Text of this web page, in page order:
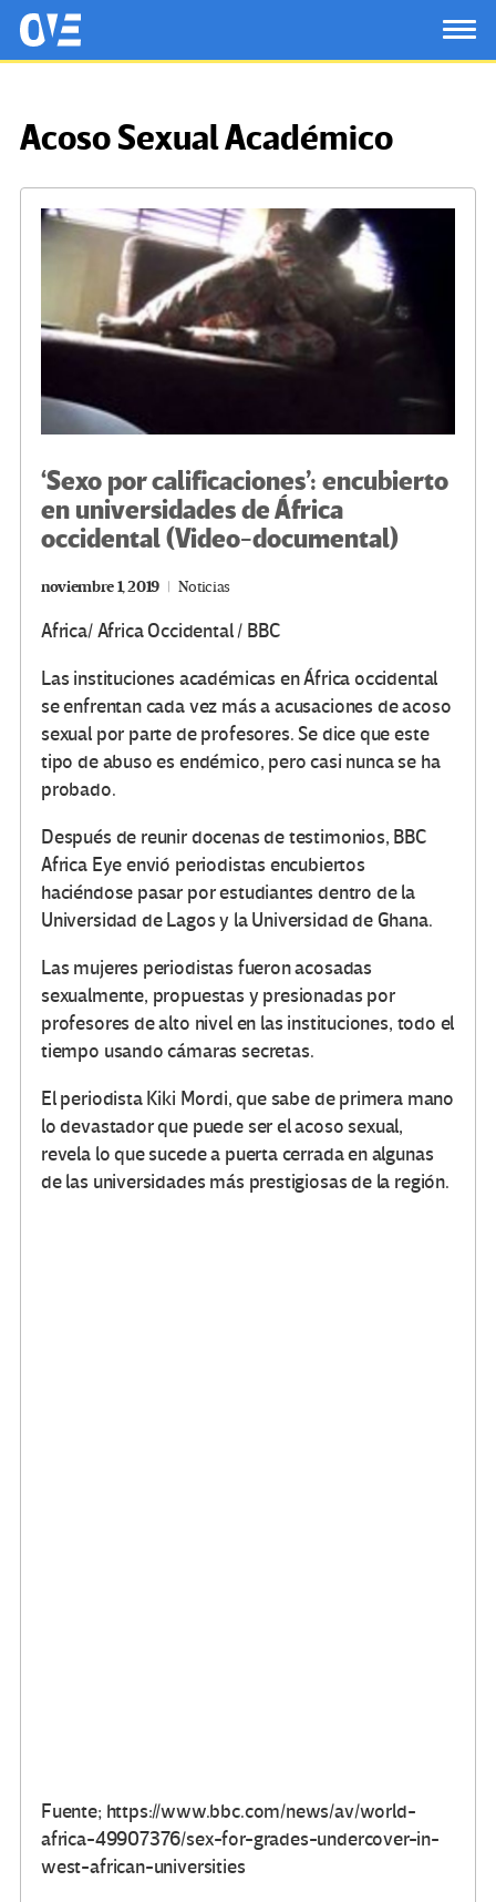
Saltar al contenido principal
OtrasVocesenEducacion.org
Acoso Sexual Académico
‘Sexo por calificaciones’: encubierto
en universidades de África
occidental (Video-documental)
noviembre 1, 2019 Noticias
Africa/ Africa Occidental / BBC
Las instituciones académicas en África occidental
se enfrentan cada vez más a acusaciones de acoso
sexual por parte de profesores. Se dice que este
tipo de abuso es endémico, pero casi nunca se ha
probado.
Después de reunir docenas de testimonios, BBC
Africa Eye envió periodistas encubiertos
haciéndose pasar por estudiantes dentro de la
Universidad de Lagos y la Universidad de Ghana.
Las mujeres periodistas fueron acosadas
sexualmente, propuestas y presionadas por
profesores de alto nivel en las instituciones, todo el
tiempo usando cámaras secretas.
El periodista Kiki Mordi, que sabe de primera mano
lo devastador que puede ser el acoso sexual,
revela lo que sucede a puerta cerrada en algunas
de las universidades más prestigiosas de la región.
Fuente; https://www.bbc.com/news/av/world-
africa-49907376/sex-for-grades-undercover-in-
west-african-universities